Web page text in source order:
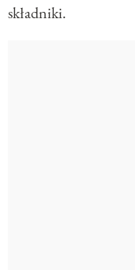
składniki.